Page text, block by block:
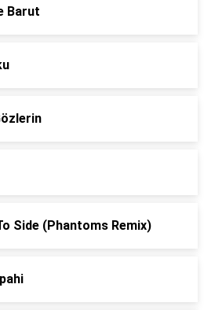
Barut
Side (Phantoms Remix)